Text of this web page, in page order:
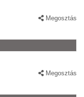
Megosztás
Megosztás